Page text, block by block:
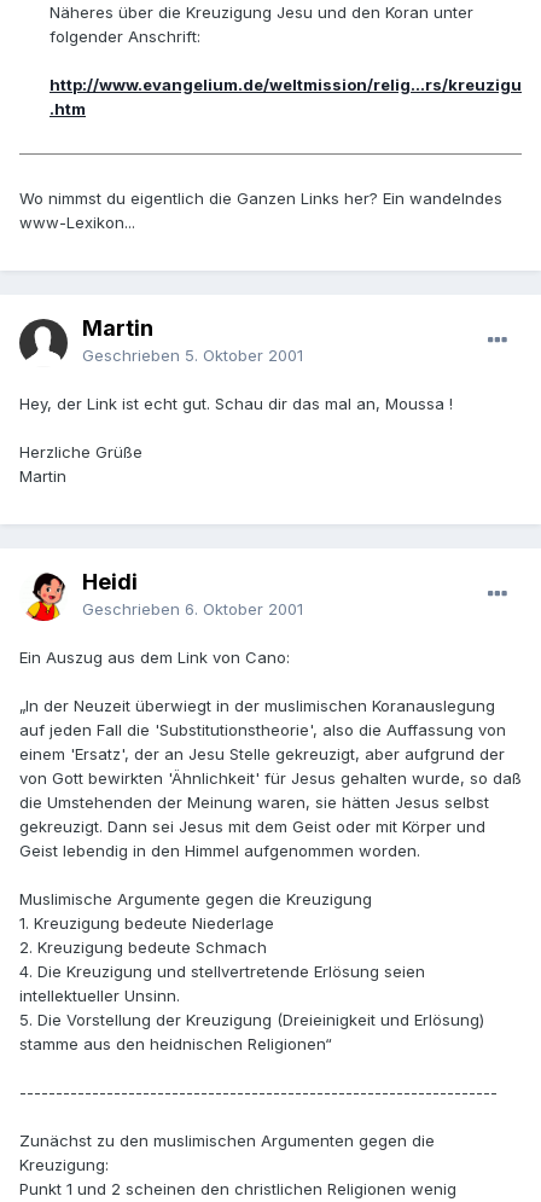
Näheres über die Kreuzigung Jesu und den Koran unter
folgender Anschrift:
http://www.evangelium.de/weltmission/relig...rs/kreuzigu
.htm
Wo nimmst du eigentlich die Ganzen Links her? Ein wandelndes
www-Lexikon...
Martin
Geschrieben 5. Oktober 2001
Hey, der Link ist echt gut. Schau dir das mal an, Moussa !
Herzliche Grüße
Martin
Heidi
Geschrieben 6. Oktober 2001
Ein Auszug aus dem Link von Cano:
„In der Neuzeit überwiegt in der muslimischen Koranauslegung
auf jeden Fall die 'Substitutionstheorie', also die Auffassung von
einem 'Ersatz', der an Jesu Stelle gekreuzigt, aber aufgrund der
von Gott bewirkten 'Ähnlichkeit' für Jesus gehalten wurde, so daß
die Umstehenden der Meinung waren, sie hätten Jesus selbst
gekreuzigt. Dann sei Jesus mit dem Geist oder mit Körper und
Geist lebendig in den Himmel aufgenommen worden.
Muslimische Argumente gegen die Kreuzigung
1. Kreuzigung bedeute Niederlage
2. Kreuzigung bedeute Schmach
4. Die Kreuzigung und stellvertretende Erlösung seien
intellektueller Unsinn.
5. Die Vorstellung der Kreuzigung (Dreieinigkeit und Erlösung)
stamme aus den heidnischen Religionen“
------------------------------------------------------------------
Zunächst zu den muslimischen Argumenten gegen die
Kreuzigung:
Punkt 1 und 2 scheinen den christlichen Religionen wenig